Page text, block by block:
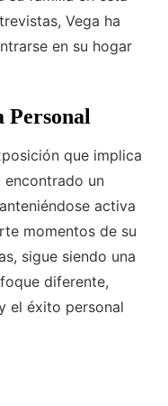
Vega ha
en su hogar
que implica
encontrado un
activa
momentos de su
sigue siendo una
diferente,
el éxito personal